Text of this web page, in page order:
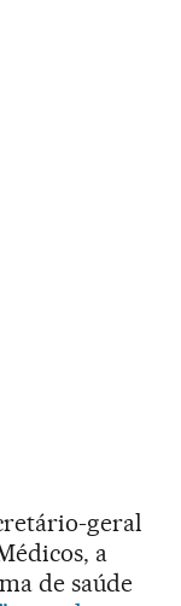
geral
a
de saúde